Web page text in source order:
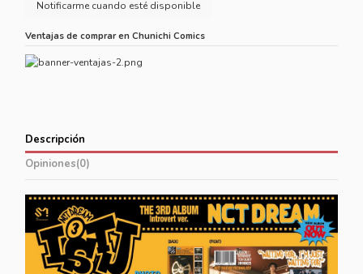
Ventajas de comprar en Chunichi Comics
Descripción
Opiniones(0)